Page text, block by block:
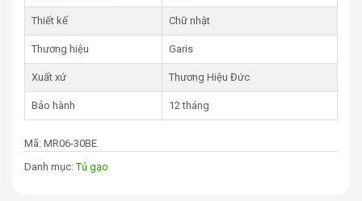
Thiết kế Chữ nhật
Thương hiệu Garis
Xuất xứ Thương Hiệu Đức
Bảo hành 12 tháng
Mã: MR06-30BE
Danh mục:Tủ gạo